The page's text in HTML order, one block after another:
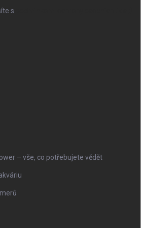
s
– vše, co potřebujete vědět